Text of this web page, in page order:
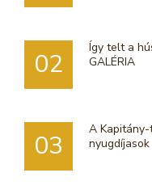
02
Így telt a
GALÉRIA
03
A
nyugdíjasok